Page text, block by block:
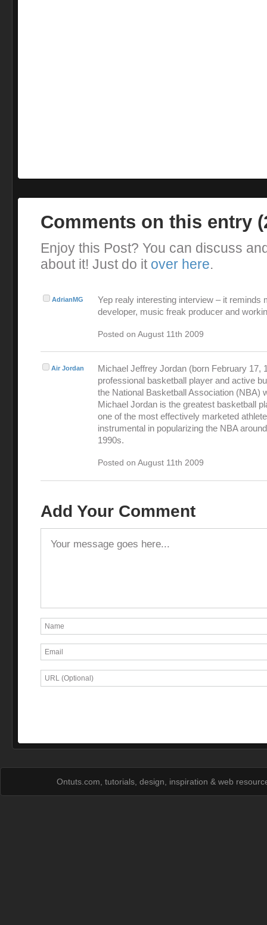
Comments on this entry
Enjoy this Post? You can discuss
about it! Just do it over here.
AdrianMG
Yep realy interesting interview – it reminds
developer, music freak producer and
Posted on August 11th 2009
Air Jordan
Michael Jeffrey Jordan (born February 17,
professional basketball player and active
the National Basketball Association (NBA)
Michael Jordan is the greatest basketball
one of the most effectively marketed
instrumental in popularizing the NBA
1990s.
Posted on August 11th 2009
Add Your Comment
Ontuts.com, tutorials, design, inspiration & web